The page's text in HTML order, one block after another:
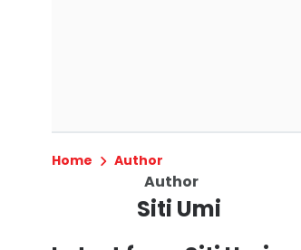
Home Author
Author
Siti Umi